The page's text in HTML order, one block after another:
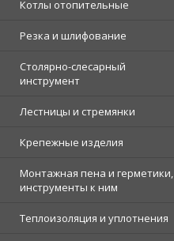
Котлы отопительные
Резка и шлифование
Столярно-слесарный
инструмент
Лестницы и стремянки
Крепежные изделия
Монтажная пена и герметики,
инструменты к ним
Теплоизоляция и уплотнения